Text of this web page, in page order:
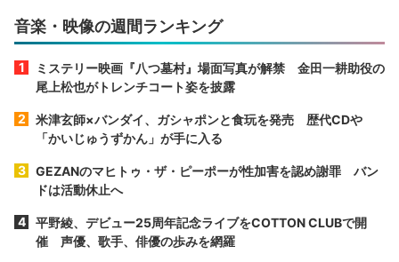
音楽・映像の週間ランキング
ミステリー映画『八つ墓村』場面写真が解禁 金田一耕助役の
尾上松也がトレンチコート姿を披露
米津玄師×バンダイ、ガシャポンと食玩を発売 歴代CDや
「かいじゅうずかん」が手に入る
GEZANのマヒトゥ・ザ・ピーポーが性加害を認め謝罪 バン
ドは活動休止へ
平野綾、デビュー25周年記念ライブをCOTTON CLUBで開
催 声優、歌手、俳優の歩みを網羅